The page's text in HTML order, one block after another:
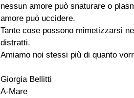
nessun amore può snaturare o
amore può uccidere.
Tante cose possono mimetizzarsi
distratti.
Amiamo noi stessi più di quanto
Giorgia Bellitti
A-Mare